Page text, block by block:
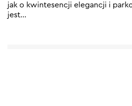
jak o kwintesencji elegancji i
jest…